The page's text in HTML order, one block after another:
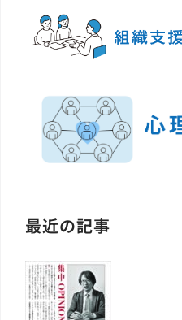
最近の記事